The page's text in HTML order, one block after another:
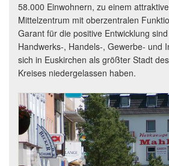
58.000 Einwohnern, zu einem
Mittelzentrum mit oberzentralen
Garant für die positive Entwicklung
Handwerks-, Handels-, Gewerbe- und
sich in Euskirchen als größter Stadt
Kreises niedergelassen haben.